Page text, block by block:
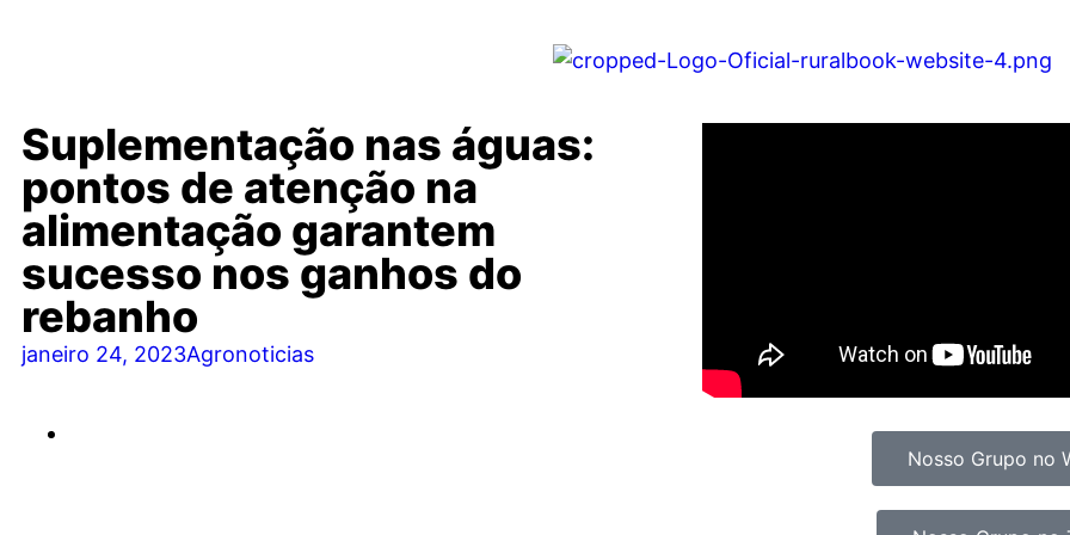
Suplementação nas águas:
pontos de atenção na
alimentação garantem
sucesso nos ganhos do
rebanho
janeiro 24, 2023Agronoticias
Nosso Grupo no